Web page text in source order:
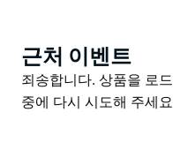
지 주말 재충전 또는 신
적합합니다. 역사적인
카약 하프 캐빈 데이보
Product
List
근처 이벤트
Product
List
죄송합니다. 상품을 로
중에 다시 시도해 주세